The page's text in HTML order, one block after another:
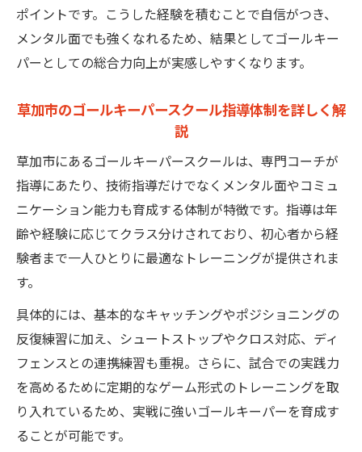
ポイントです。こうした経験を積むことで自信がつき、
メンタル面でも強くなれるため、結果としてゴールキー
パーとしての総合力向上が実感しやすくなります。
草加市のゴールキーパースクール指導体制を詳しく解
説
草加市にあるゴールキーパースクールは、専門コーチが
指導にあたり、技術指導だけでなくメンタル面やコミュ
ニケーション能力も育成する体制が特徴です。指導は年
齢や経験に応じてクラス分けされており、初心者から経
験者まで一人ひとりに最適なトレーニングが提供されま
す。
具体的には、基本的なキャッチングやポジショニングの
反復練習に加え、シュートストップやクロス対応、ディ
フェンスとの連携練習も重視。さらに、試合での実践力
を高めるために定期的なゲーム形式のトレーニングを取
り入れているため、実戦に強いゴールキーパーを育成す
ることが可能です。